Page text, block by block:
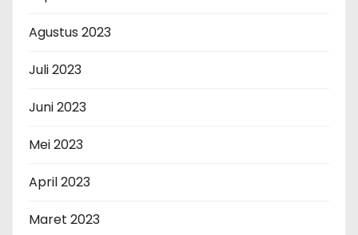
Agustus 2023
Juli 2023
Juni 2023
Mei 2023
April 2023
Maret 2023